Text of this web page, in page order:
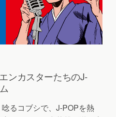
ンカスターたちのJ-
るコブシで、J-POPを熱